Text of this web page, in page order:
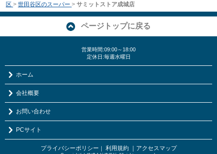
区 > 世田谷区のスーパー > サミットストア成城店
ページトップに戻る
営業時間:09:00～18:00
定休日:毎週水曜日
ホーム
会社概要
お問い合わせ
PCサイト
プライバシーポリシー ｜ 利用規約 ｜アクセスマップ